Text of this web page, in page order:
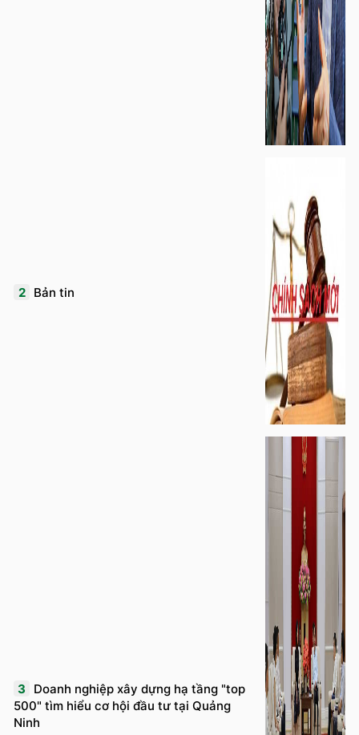
2 Bản tin
3
Doanh nghiệp xây dựng hạ tầng "top
500" tìm hiểu cơ hội đầu tư tại Quảng
Ninh